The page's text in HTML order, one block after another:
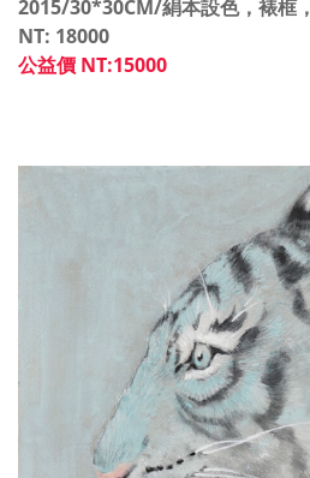
2015/30*30CM/絹本設色，裱框，
NT: 18000
公益價 NT:15000